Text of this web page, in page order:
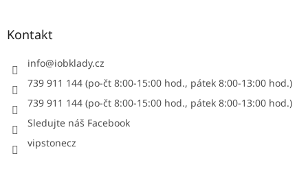
Kontakt
info@iobklady.cz
739 911 144 (po-čt 8:00-15:00 hod., pátek 8:00-13:00 hod.)
739 911 144 (po-čt 8:00-15:00 hod., pátek 8:00-13:00 hod.)
Sledujte náš Facebook
vipstonecz